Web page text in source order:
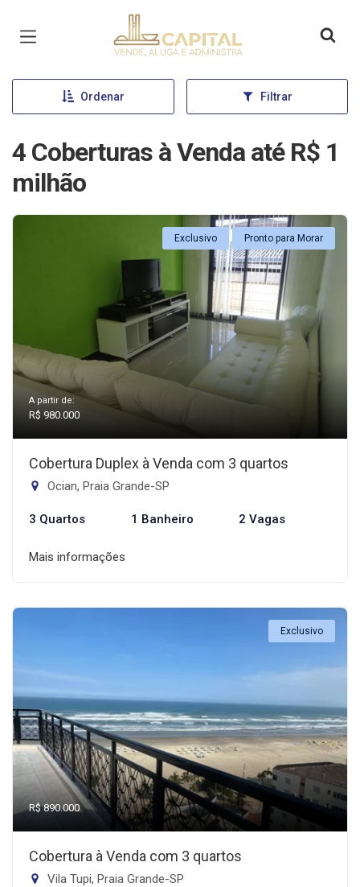
Página inicial
Ordenar Filtrar
4 Coberturas à Venda até R$ 1
milhão
Exclusivo Pronto para Morar
A partir de:
R$ 980.000
Cobertura Duplex à Venda com 3 quartos
Ocian, Praia Grande-SP
3 Quartos 1 Banheiro 2 Vagas
Mais informações
Exclusivo
R$ 890.000
Cobertura à Venda com 3 quartos
Vila Tupi, Praia Grande-SP